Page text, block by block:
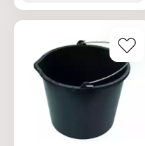
280х280х280 мм